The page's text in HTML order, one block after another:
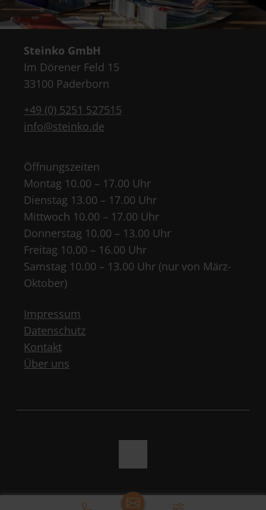
Steinko GmbH
Im Dörener Feld 15
33100 Paderborn
+49 (0) 5251 527515
info@steinko.de
Öffnungszeiten
Montag 10.00 – 17.00 Uhr
Dienstag 13.00 – 17.00 Uhr
Mittwoch 10.00 – 17.00 Uhr
Donnerstag 10.00 – 13.00 Uhr
Freitag 10.00 – 16.00 Uhr
Samstag 10.00 – 13.00 Uhr (nur von März-
Oktober)
Impressum
Datenschutz
Kontakt
Über uns